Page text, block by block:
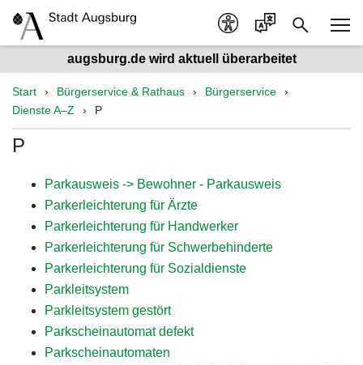
augsburg.de wird aktuell überarbeitet
Start Bürgerservice & Rathaus
Bürgerservice
Dienste A–Z
P
P
Parkausweis -> Bewohner - Parkausweis
Parkerleichterung für Ärzte
Parkerleichterung für Handwerker
Parkerleichterung für Schwerbehinderte
Parkerleichterung für Sozialdienste
Parkleitsystem
Parkleitsystem gestört
Parkscheinautomat defekt
Parkscheinautomaten